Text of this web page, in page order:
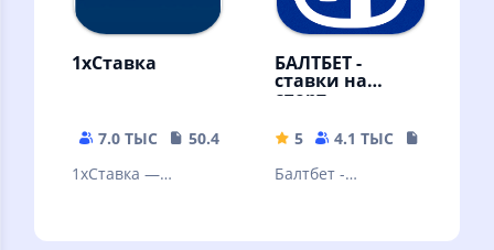
1xСтавка
7.0 ТЫС
50.48 MB
1xСтавка —
БАЛТБЕТ -
ставки на
спорт
5 4.1 ТЫС
Балтбет -